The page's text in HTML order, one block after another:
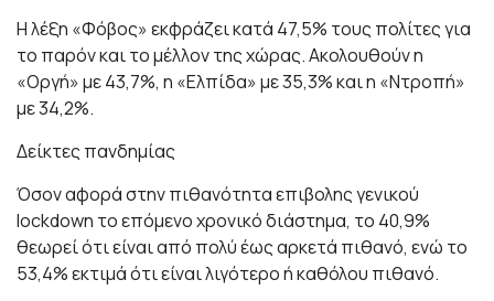
Η λέξη «Φόβος» εκφράζει κατά 47,5% τους πολίτες για
το παρόν και το μέλλον της χώρας. Ακολουθούν η
«Οργή» με 43,7%, η «Ελπίδα» με 35,3% και η «Ντροπή»
με 34,2%.
Δείκτες πανδημίας
Όσον αφορά στην πιθανότητα επιβολης γενικού
lockdown το επόμενο χρονικό διάστημα, το 40,9%
θεωρεί ότι είναι από πολύ έως αρκετά πιθανό, ενώ το
53,4% εκτιμά ότι είναι λιγότερο ή καθόλου πιθανό.